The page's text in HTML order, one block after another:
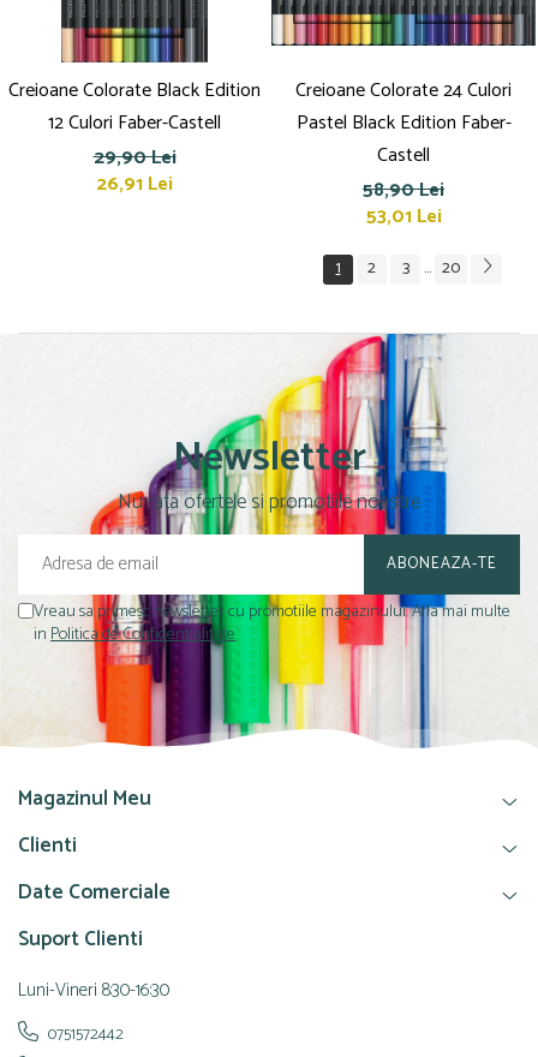
Creioane Colorate Black Edition
12 Culori Faber-Castell
29,90 Lei
26,91 Lei
Creioane Colorate 24 Culori
Pastel Black Edition Faber-
Castell
58,90 Lei
53,01 Lei
1 2 3 ... 20
Newsletter
Nu rata ofertele si promotiile noastre
Vreau sa primesc newsletter cu promotiile magazinului. Afla mai multe
inPolitica de Confidentialitate
Magazinul Meu
Clienti
Date Comerciale
Suport Clienti
Luni-Vineri 8:30-16:30
0751572442